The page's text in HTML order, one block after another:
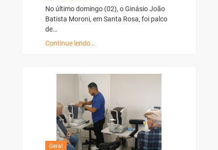
No último domingo (02), o Ginásio João
Batista Moroni, em Santa Rosa, foi palco
de…
Continue lendo…
Geral